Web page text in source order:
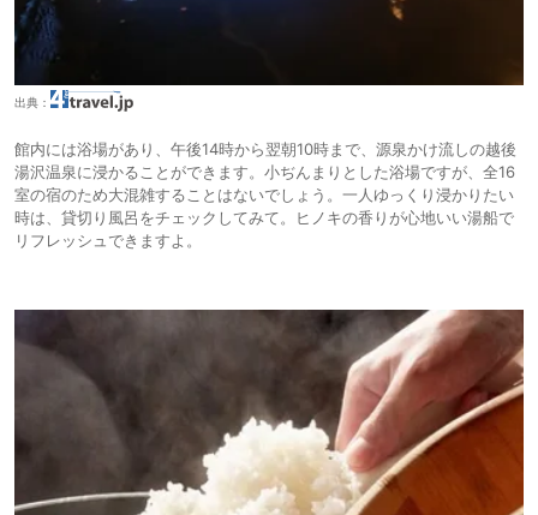
出典：
館内には浴場があり、午後14時から翌朝10時まで、源泉かけ流しの越後
湯沢温泉に浸かることができます。小ぢんまりとした浴場ですが、全16
室の宿のため大混雑することはないでしょう。一人ゆっくり浸かりたい
時は、貸切り風呂をチェックしてみて。ヒノキの香りが心地いい湯船で
リフレッシュできますよ。